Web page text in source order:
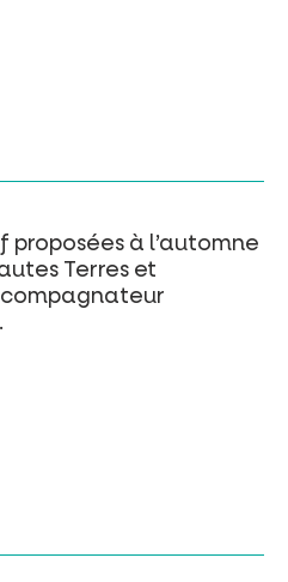
proposées à l’automne
Terres et